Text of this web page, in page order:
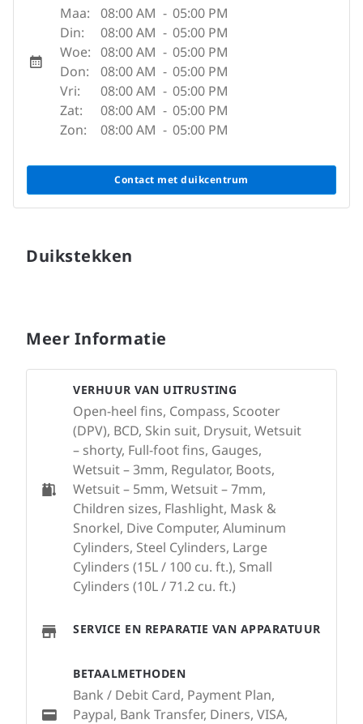
Maa: 08:00 AM - 05:00 PM
Din:
08:00 AM - 05:00 PM
Woe: 08:00 AM - 05:00 PM
Don:
08:00 AM - 05:00 PM
Vri:
08:00 AM - 05:00 PM
Zat:
08:00 AM - 05:00 PM
Zon:
08:00 AM - 05:00 PM
Contact met duikcentrum
Duikstekken
Meer Informatie
VERHUUR VAN UITRUSTING
Open-heel fins, Compass, Scooter
(DPV), BCD, Skin suit, Drysuit, Wetsuit
– shorty, Full-foot fins, Gauges,
Wetsuit – 3mm, Regulator, Boots,
Wetsuit – 5mm, Wetsuit – 7mm,
Children sizes, Flashlight, Mask &
Snorkel, Dive Computer, Aluminum
Cylinders, Steel Cylinders, Large
Cylinders (15L / 100 cu. ft.), Small
Cylinders (10L / 71.2 cu. ft.)
SERVICE EN REPARATIE VAN APPARATUUR
BETAALMETHODEN
Bank / Debit Card, Payment Plan,
Paypal, Bank Transfer, Diners, VISA,